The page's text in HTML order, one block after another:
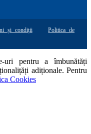
și condiții
Politica de
uri pentru a îmbunătăți
adiționale. Pentru
Cookies